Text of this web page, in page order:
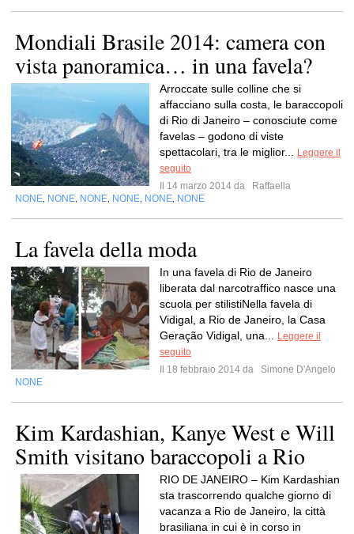
Mondiali Brasile 2014: camera con
vista panoramica… in una favela?
Arroccate sulle colline che si
affacciano sulla costa, le baraccopoli
di Rio di Janeiro – conosciute come
favelas – godono di viste
spettacolari, tra le miglior...
Leggere il
seguito
Il 14 marzo 2014 da
Raffaella
NONE NONE NONE NONE NONE NONE
La favela della moda
In una favela di Rio de Janeiro
liberata dal narcotraffico nasce una
scuola per stilistiNella favela di
Vidigal, a Rio de Janeiro, la Casa
Geração Vidigal, una...
Leggere il
seguito
Il 18 febbraio 2014 da
Simone D'Angelo
NONE
Kim Kardashian, Kanye West e Will
Smith visitano baraccopoli a Rio
RIO DE JANEIRO – Kim Kardashian
sta trascorrendo qualche giorno di
vacanza a Rio de Janeiro, la città
brasiliana in cui è in corso in